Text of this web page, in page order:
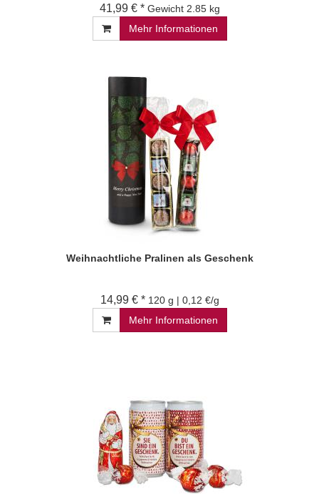
41,99 € * Gewicht 2.85 kg
Mehr Informationen
Weihnachtliche Pralinen als Geschenk
14,99 € * 120 g | 0,12 €/g
Mehr Informationen